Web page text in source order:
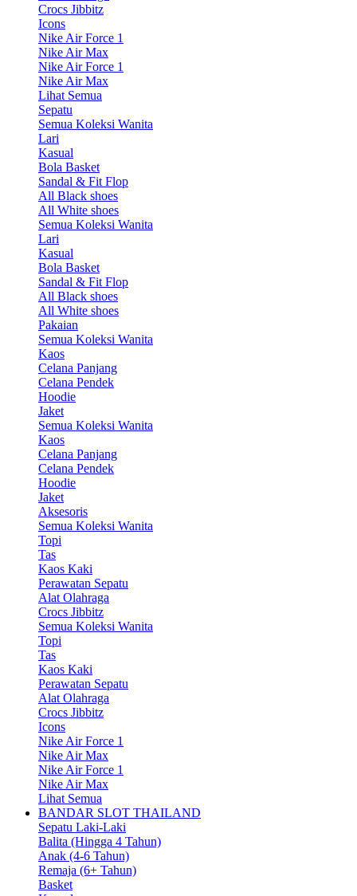
Crocs Jibbitz
Icons
Nike Air Force 1
Nike Air Max
Nike Air Force 1
Nike Air Max
Lihat Semua
Sepatu
Semua Koleksi Wanita
Lari
Kasual
Bola Basket
Sandal & Fit Flop
All Black shoes
All White shoes
Semua Koleksi Wanita
Lari
Kasual
Bola Basket
Sandal & Fit Flop
All Black shoes
All White shoes
Pakaian
Semua Koleksi Wanita
Kaos
Celana Panjang
Celana Pendek
Hoodie
Jaket
Semua Koleksi Wanita
Kaos
Celana Panjang
Celana Pendek
Hoodie
Jaket
Aksesoris
Semua Koleksi Wanita
Topi
Tas
Kaos Kaki
Perawatan Sepatu
Alat Olahraga
Crocs Jibbitz
Semua Koleksi Wanita
Topi
Tas
Kaos Kaki
Perawatan Sepatu
Alat Olahraga
Crocs Jibbitz
Icons
Nike Air Force 1
Nike Air Max
Nike Air Force 1
Nike Air Max
Lihat Semua
BANDAR SLOT THAILAND
Sepatu Laki-Laki
Balita (Hingga 4 Tahun)
Anak (4-6 Tahun)
Remaja (6+ Tahun)
Basket